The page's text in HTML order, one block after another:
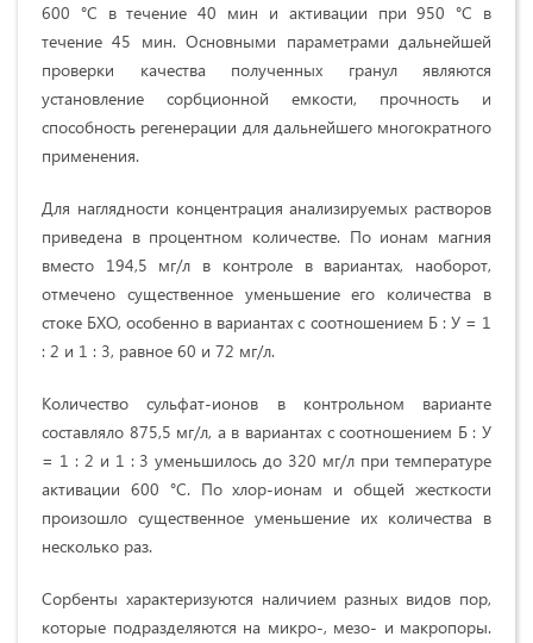
600 °С в течение 40 мин и активации при 950 °С в
течение 45 мин. Основными параметрами дальнейшей
проверки качества полученных гранул являются
установление сорбционной емкости, прочность и
способность регенерации для дальнейшего многократного
применения.
Для наглядности концентрация анализируемых растворов
приведена в процентном количестве. По ионам магния
вместо 194,5 мг/л в контроле в вариантах, наоборот,
отмечено существенное уменьшение его количества в
стоке БХО, особенно в вариантах с соотношением Б : У = 1
: 2 и 1 : 3, равное 60 и 72 мг/л.
Количество сульфат-ионов в контрольном варианте
составляло 875,5 мг/л, а в вариантах с соотношением Б : У
= 1 : 2 и 1 : 3 уменьшилось до 320 мг/л при температуре
активации 600 °С. По хлор-ионам и общей жесткости
произошло существенное уменьшение их количества в
несколько раз.
Сорбенты характеризуются наличием разных видов пор,
которые подразделяются на микро-, мезо- и макропоры.